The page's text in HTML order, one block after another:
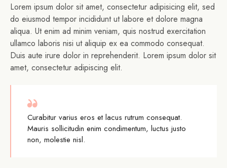
Lorem ipsum dolor sit amet, consectetur adipisicing elit, sed
do eiusmod tempor incididunt ut labore et dolore magna
aliqua. Ut enim ad minim veniam, quis nostrud exercitation
ullamco laboris nisi ut aliquip ex ea commodo consequat.
Duis aute irure dolor in reprehenderit. Lorem ipsum dolor sit
amet, consectetur adipiscing elit.
Curabitur varius eros et lacus rutrum consequat.
Mauris sollicitudin enim condimentum, luctus justo
non, molestie nisl.